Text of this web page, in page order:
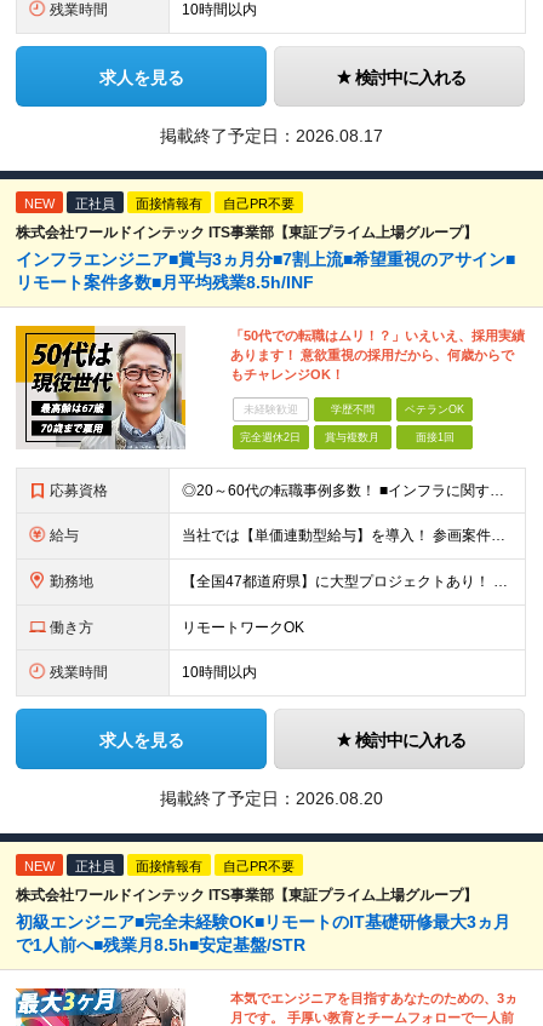
残業時間 10時間以内
求人を見る 検討中に入れる
掲載終了予定日： 2026.08.17
NEW 正社員 面接情報有 自己PR不要
株式会社ワールドインテック ITS事業部【東証プライム上場グループ】
インフラエンジニア■賞与3ヵ月分■7割上流■希望重視のアサイン■
リモート案件多数■月平均残業8.5h/INF
「50代での転職はムリ！？」いえいえ、採用実績
あります！ 意欲重視の採用だから、何歳からで
もチャレンジOK！
未経験歓迎 学歴不問 ベテランOK
完全週休2日 賞与複数月 面接1回
応募資格 ◎20～60代の転職事例多数！ ■インフラに関する何らかのご経験 ■学歴不問/転職回数は一切不問！
給与 当社では【単価連動型給与】を導入！ 参画案件の契約単価に連動して給与が決定。 還元率は単価の【70％～80％】と東証プライム上場グループとして高水準です！（社会保険料・教育コスト含む） ■関東：月給
勤務地 【全国47都道府県】に大型プロジェクトあり！ 主要勤務地： 北海道/宮城県/栃木県/埼玉県/千葉県/東京都/神奈川県/愛知県/大阪府/京都府/兵庫県/広島県/福岡県/熊本県 ※勤務エリアは、あなたの
働き方 リモートワークOK
残業時間 10時間以内
求人を見る 検討中に入れる
掲載終了予定日： 2026.08.20
NEW 正社員 面接情報有 自己PR不要
株式会社ワールドインテック ITS事業部【東証プライム上場グループ】
初級エンジニア■完全未経験OK■リモートのIT基礎研修最大3ヵ月
で1人前へ■残業月8.5h■安定基盤/STR
本気でエンジニアを目指すあなたのための、3ヵ
月です。 手厚い教育とチームフォローで一人前